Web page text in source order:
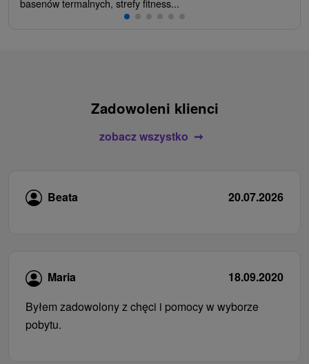
basenów termalnych, strefy fitness...
Zadowoleni klienci
zobacz wszystko
Beata 20.07.2026
Maria
18.09.2020
Byłem zadowolony z chęci i pomocy w wyborze
pobytu.